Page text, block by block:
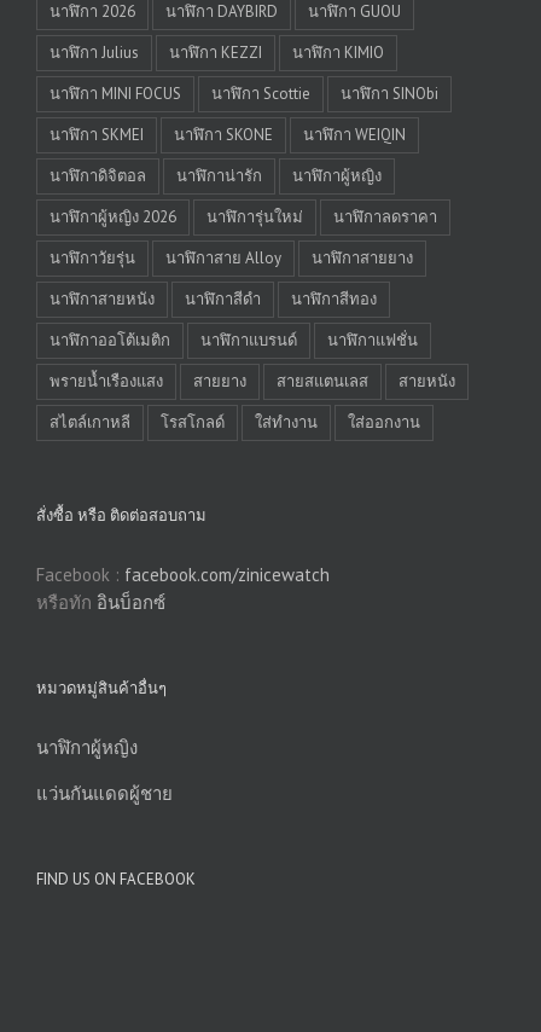
นาฬิกา 2026
นาฬิกา DAYBIRD
นาฬิกา GUOU
นาฬิกา Julius
นาฬิกา KEZZI
นาฬิกา KIMIO
นาฬิกา MINI FOCUS
นาฬิกา Scottie
นาฬิกา SINObi
นาฬิกา SKMEI
นาฬิกา SKONE
นาฬิกา WEIQIN
นาฬิกาดิจิตอล
นาฬิกาน่ารัก
นาฬิกาผู้หญิง
นาฬิกาผู้หญิง 2026
นาฬิการุ่นใหม่
นาฬิกาลดราคา
นาฬิกาวัยรุ่น
นาฬิกาสาย Alloy
นาฬิกาสายยาง
นาฬิกาสายหนัง
นาฬิกาสีดำ
นาฬิกาสีทอง
นาฬิกาออโต้เมติก
นาฬิกาแบรนด์
นาฬิกาแฟชั่น
พรายน้ำเรืองแสง
สายยาง สายสแตนเลส
สายหนัง
สไตล์เกาหลี
โรสโกลด์ ใส่ทำงาน ใส่ออกงาน
สั่งซื้อ หรือ ติดต่อสอบถาม
Facebook : facebook.com/zinicewatch
หรือทัก อินบ็อกซ์
หมวดหมู่สินค้าอื่นๆ
นาฬิกาผู้หญิง
แว่นกันแดดผู้ชาย
FIND US ON FACEBOOK